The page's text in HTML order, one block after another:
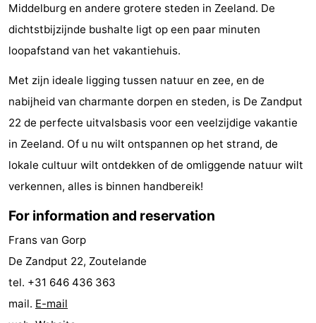
Nieuwvliet
-
Sluis
-
Cadzand
-
Nature
Het
Zwin
Weather
Contact
us
Middelburg en andere grotere steden in Zeeland. De
dichtstbijzijnde bushalte ligt op een paar minuten
loopafstand van het vakantiehuis.
Met zijn ideale ligging tussen natuur en zee, en de
nabijheid van charmante dorpen en steden, is De Zandput
22 de perfecte uitvalsbasis voor een veelzijdige vakantie
in Zeeland. Of u nu wilt ontspannen op het strand, de
lokale cultuur wilt ontdekken of de omliggende natuur wilt
verkennen, alles is binnen handbereik!
For information and reservation
Frans van Gorp
De Zandput 22, Zoutelande
tel. +31 646 436 363
mail. E-mail